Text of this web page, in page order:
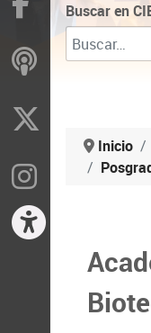
Buscar en
Inicio
ivoox
Instragram